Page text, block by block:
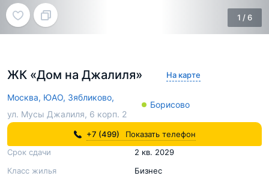
ЖК «Дом на Джалиля» На карте
Москва, ЮАО, Зябликово,
ул. Мусы Джалиля, 6 корп. 2
Борисово
1 /6
Срок сдачи
2 кв. 2029
Класс жилья
Бизнес
+7 (499) Показать телефон